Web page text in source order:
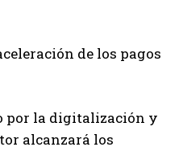
de los pagos
por la digitalización y
alcanzará los